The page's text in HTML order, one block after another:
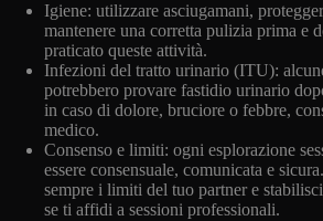
Igiene: utilizzare asciugamani,
mantenere una corretta pulizia prima e
praticato queste attività.
Infezioni del tratto urinario (ITU):
potrebbero provare fastidio urinario
in caso di dolore, bruciore o febbre,
medico.
Consenso e limiti: ogni esplorazione
essere consensuale, comunicata e
sempre i limiti del tuo partner e
se ti affidi a sessioni professionali.